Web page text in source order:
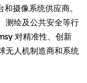
摄像系统供应商。
测绘及公共安全等行
对精准性、创新
无人机制造商和系统